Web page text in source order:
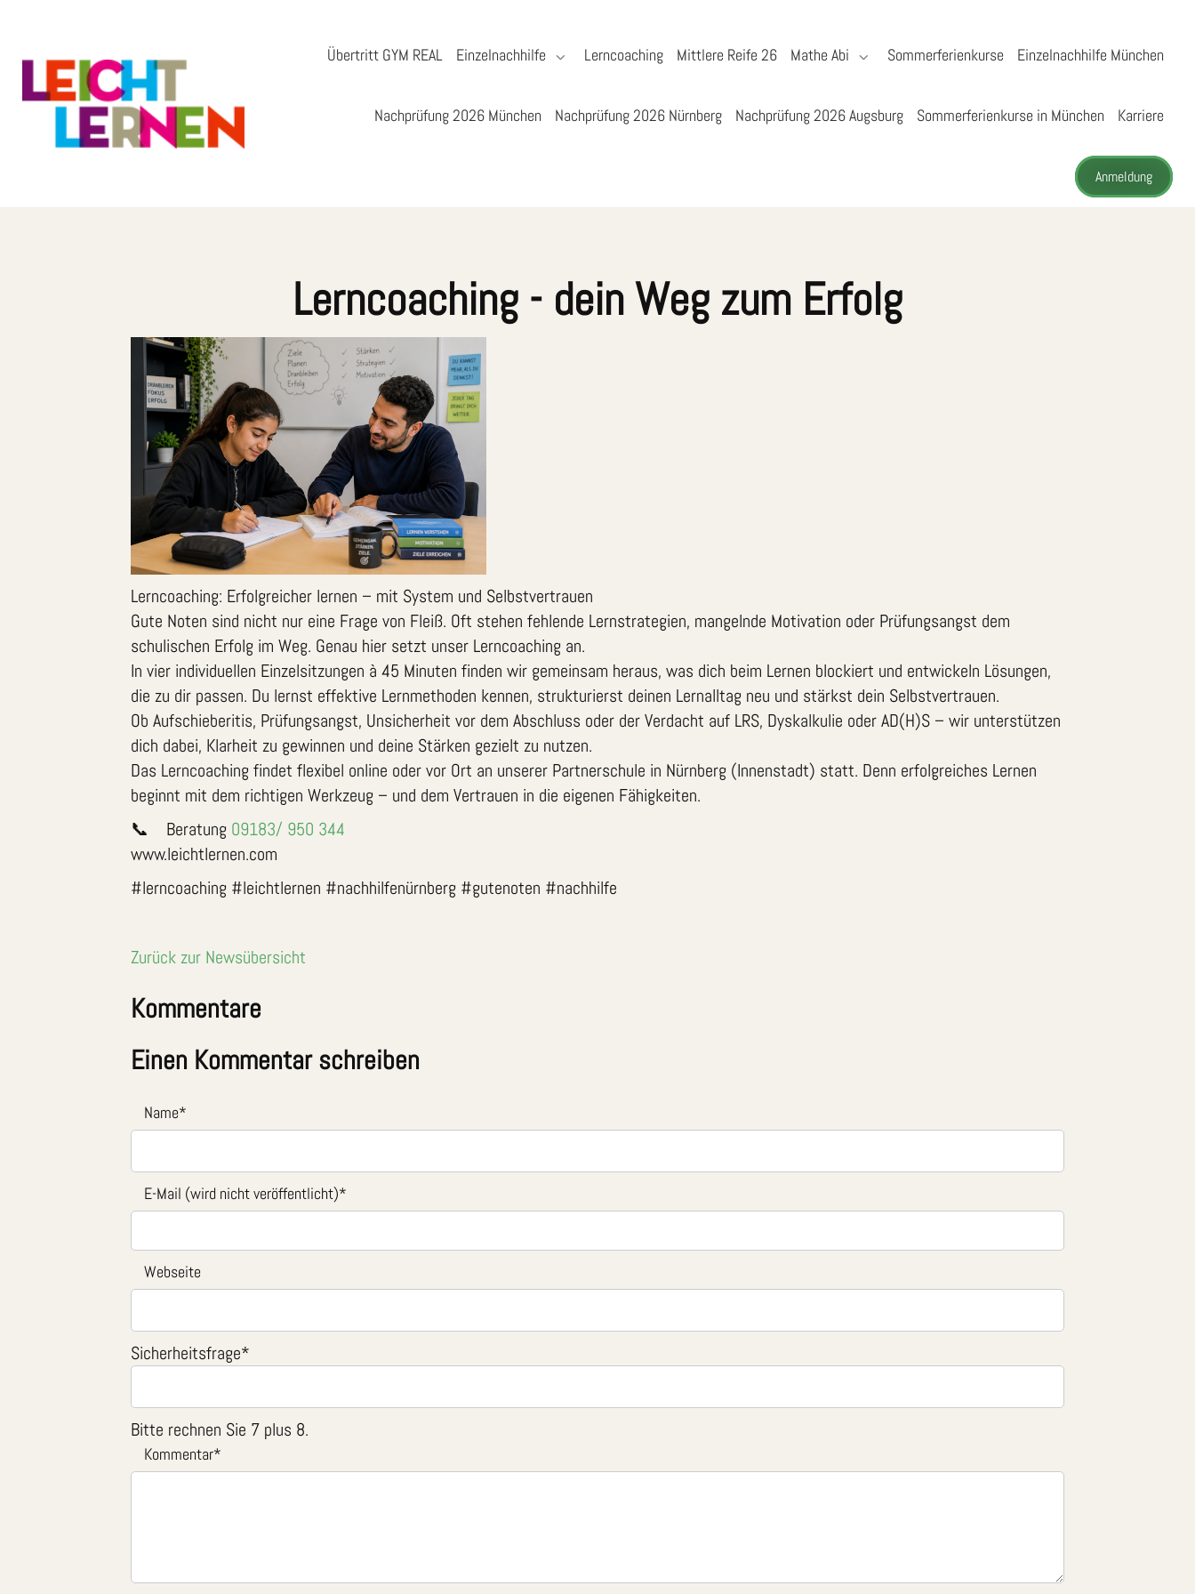
Übertritt GYM REAL Einzelnachhilfe Lerncoaching Mittlere Reife 26 Mathe Abi Sommerferienkurse Einzelnachhilfe München
Nachprüfung 2026 München Nachprüfung 2026 Nürnberg Nachprüfung 2026 Augsburg Sommerferienkurse in München Karriere
Anmeldung
Lerncoaching - dein Weg zum Erfolg
Lerncoaching: Erfolgreicher lernen – mit System und Selbstvertrauen
Gute Noten sind nicht nur eine Frage von Fleiß. Oft stehen fehlende Lernstrategien, mangelnde Motivation oder Prüfungsangst dem
schulischen Erfolg im Weg. Genau hier setzt unser Lerncoaching an.
In vier individuellen Einzelsitzungen à 45 Minuten finden wir gemeinsam heraus, was dich beim Lernen blockiert und entwickeln Lösungen,
die zu dir passen. Du lernst effektive Lernmethoden kennen, strukturierst deinen Lernalltag neu und stärkst dein Selbstvertrauen.
Ob Aufschieberitis, Prüfungsangst, Unsicherheit vor dem Abschluss oder der Verdacht auf LRS, Dyskalkulie oder AD(H)S – wir unterstützen
dich dabei, Klarheit zu gewinnen und deine Stärken gezielt zu nutzen.
Das Lerncoaching findet flexibel online oder vor Ort an unserer Partnerschule in Nürnberg (Innenstadt) statt. Denn erfolgreiches Lernen
beginnt mit dem richtigen Werkzeug – und dem Vertrauen in die eigenen Fähigkeiten.
📞 Beratung 09183/ 950 344
www.leichtlernen.com
#lerncoaching #leichtlernen #nachhilfenürnberg #gutenoten #nachhilfe
Zurück zur Newsübersicht
Kommentare
Einen Kommentar schreiben
Name*
E-Mail (wird nicht veröffentlicht)*
Webseite
Sicherheitsfrage*
Bitte rechnen Sie 7 plus 8.
Kommentar*